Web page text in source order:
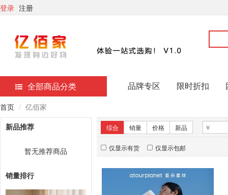
登录 注册
全部商品分类 品牌专区 限时折扣
首页
亿佰家
新品推荐
暂无推荐商品
销量排行
综合 销量 价格 新品
仅显示有货 仅显示包邮